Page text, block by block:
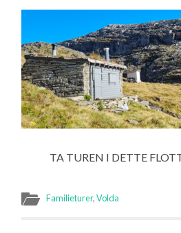
TA TUREN I DETTE
Familieturer,Volda